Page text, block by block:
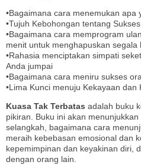
•Bagaimana cara menemukan apa
•Tujuh Kebohongan tentang Sukses
•Bagaimana cara memprogram
menit untuk menghapuskan segala
•Rahasia menciptakan simpati
Anda jumpai
•Bagaimana cara meniru sukses
•Lima Kunci menuju Kekayaan dan
Kuasa Tak Terbatas adalah buku
pikiran. Buku ini akan
selangkah, bagaimana cara
meraih kebebasan emosional dan
kepemimpinan dan keyakinan diri,
dengan orang lain.